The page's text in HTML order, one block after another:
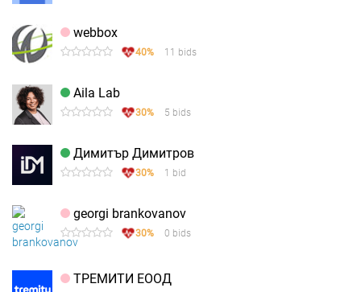
webbox
40% 11 bids
Aila Lab
30% 5 bids
Димитър Димитров
30% 1 bid
georgi brankovanov
30% 0 bids
ТРЕМИТИ ЕООД